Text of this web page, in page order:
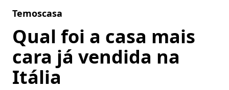
Temoscasa
Qual foi a casa mais
cara já vendida na
Itália